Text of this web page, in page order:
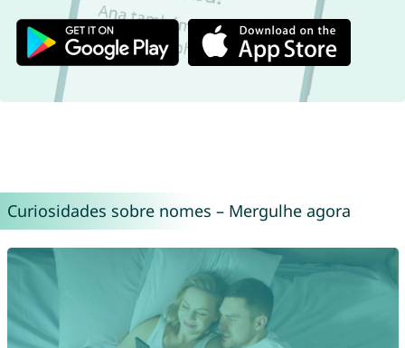
Curiosidades sobre nomes – Mergulhe agora